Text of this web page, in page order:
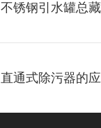
不锈钢引水罐总
直通式除污器的